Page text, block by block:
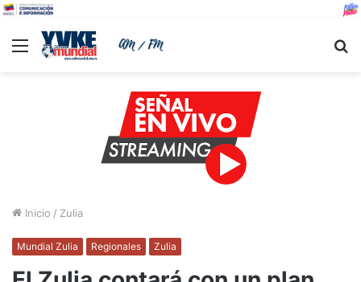
Menu
Inicio / Zulia
Mundial Zulia Regionales Zulia